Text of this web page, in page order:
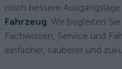
noch bessere
Fahrzeug. Wir begleiten
Fachwissen, Service und
einfacher, sauberer und